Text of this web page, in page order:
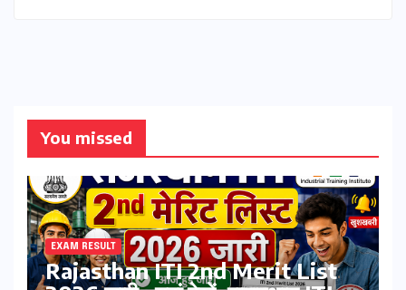
You missed
EXAM RESULT
Rajasthan ITI 2nd Merit List